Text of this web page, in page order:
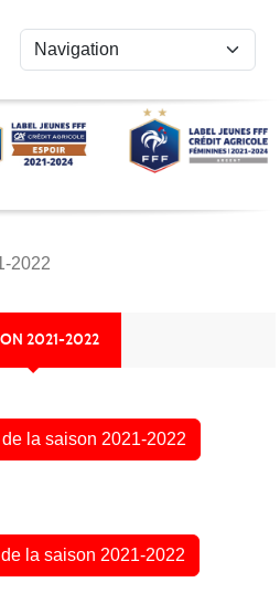
2022
2021-2022
la saison 2021-2022
la saison 2021-2022